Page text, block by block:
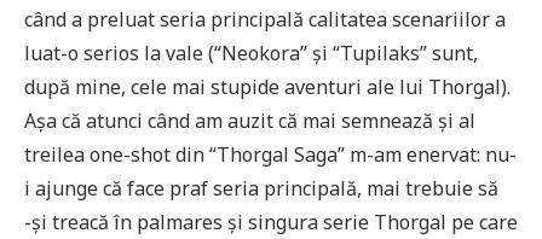
când a preluat seria principală calitatea scenariilor a
luat-o serios la vale (“Neokora” și “Tupilaks” sunt,
după mine, cele mai stupide aventuri ale lui Thorgal).
Așa că atunci când am auzit că mai semnează și al
treilea one-shot din “Thorgal Saga” m-am enervat: nu-
i ajunge că face praf seria principală, mai trebuie să
-și treacă în palmares și singura serie Thorgal pe care